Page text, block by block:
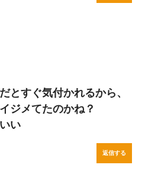
とすぐ気付かれるから、
ジメてたのかね？
い
返信する